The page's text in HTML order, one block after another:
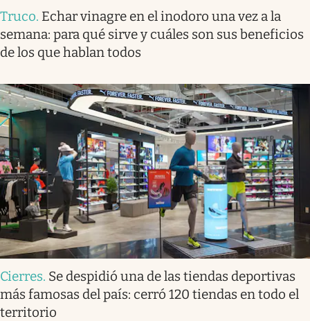
Truco. Echar vinagre en el inodoro una vez a la
semana: para qué sirve y cuáles son sus beneficios
de los que hablan todos
Cierres. Se despidió una de las tiendas deportivas
más famosas del país: cerró 120 tiendas en todo el
territorio